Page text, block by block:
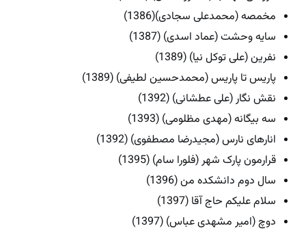
مخمصه (محمدعلی سجادی)(1386)
سایه وحشت (عماد اسدی) (1387)
نفرین (علی توکل نیا) (1389)
پاریس تا پاریس (محمدحسین لطیفی) (1389)
نقش نگار (علی عطشانی) (1392)
سه بیگانه (مهدی مظلومی) (1393)
انارهای نارس (مجیدرضا مصطفوی) (1392)
قرارمون پارک شهر (فلورا سام) (1395)
سال دوم دانشکده من (1396)
سلام علیکم حاج آقا (1397)
دوچ (امیر مشهدی عباس) (1397)